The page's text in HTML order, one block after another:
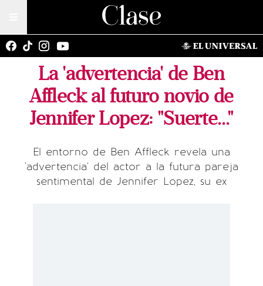
La 'advertencia' de Ben
Affleck al futuro novio de
Jennifer Lopez: "Suerte..."
El entorno de Ben Affleck revela una
'advertencia' del actor a la futura pareja
sentimental de Jennifer Lopez, su ex